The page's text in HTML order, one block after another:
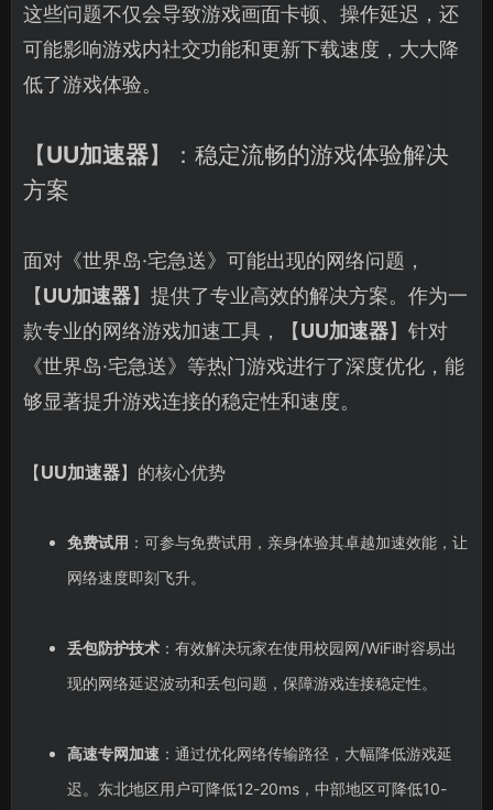
这些问题不仅会导致游戏画面卡顿、操作延迟，还
可能影响游戏内社交功能和更新下载速度，大大降
低了游戏体验。
【UU加速器】：稳定流畅的游戏体验解决
方案
面对《世界岛·宅急送》可能出现的网络问题，
【UU加速器】提供了专业高效的解决方案。作为一
款专业的网络游戏加速工具，【UU加速器】针对
《世界岛·宅急送》等热门游戏进行了深度优化，能
够显著提升游戏连接的稳定性和速度。
【UU加速器】的核心优势
免费试用 ：可参与免费试用，亲身体验其卓越加速效能，让
网络速度即刻飞升。
丢包防护技术：有效解决玩家在使用校园网/WiFi时容易出
现的网络延迟波动和丢包问题，保障游戏连接稳定性。
高速专网加速：通过优化网络传输路径，大幅降低游戏延
迟。东北地区用户可降低12-20ms，中部地区可降低10-